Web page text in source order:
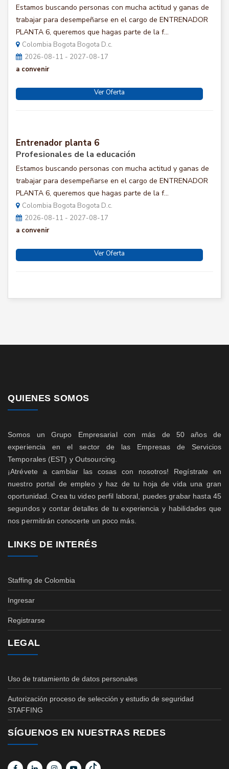
Estamos buscando personas con mucha actitud y ganas de
trabajar para desempeñarse en el cargo de ENTRENADOR
PLANTA 6, queremos que hagas parte de la f...
Colombia Bogota Bogota D.c.
2026-08-11 - 2027-08-17
a convenir
Ver Oferta
Entrenador planta 6
Profesionales de la educación
Estamos buscando personas con mucha actitud y ganas de
trabajar para desempeñarse en el cargo de ENTRENADOR
PLANTA 6, queremos que hagas parte de la f...
Colombia Bogota Bogota D.c.
2026-08-11 - 2027-08-17
a convenir
Ver Oferta
QUIENES SOMOS
Somos un Grupo Empresarial con más de 50 años de
experiencia en el sector de las Empresas de Servicios
Temporales (EST) y Outsourcing.
¡Atrévete a cambiar las cosas con nosotros! Regístrate en
nuestro portal de empleo y haz de tu hoja de vida una gran
oportunidad. Crea tu video perfil laboral, puedes grabar hasta 45
segundos y contar detalles de tu experiencia y habilidades que
nos permitirán conocerte un poco más.
LINKS DE INTERÉS
Staffing de Colombia
Ingresar
Registrarse
LEGAL
Uso de tratamiento de datos personales
Autorización proceso de selección y estudio de seguridad
STAFFING
SÍGUENOS EN NUESTRAS REDES